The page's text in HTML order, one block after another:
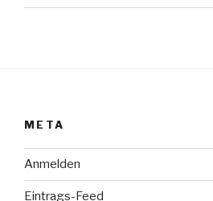
META
Anmelden
Eintrags-Feed